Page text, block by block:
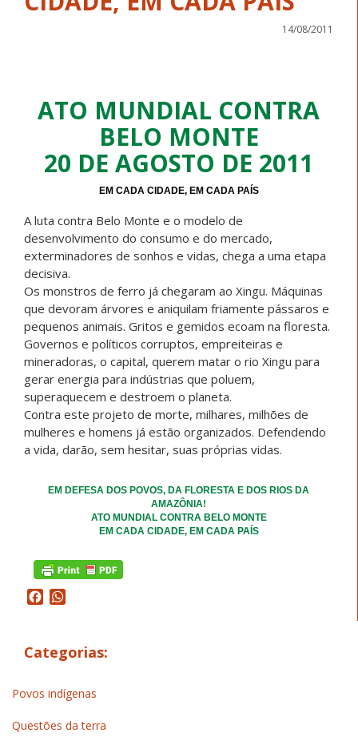
14/08/2011
ATO MUNDIAL CONTRA
BELO MONTE
20 DE AGOSTO DE 2011
EM CADA CIDADE, EM CADA PAÍS
A luta contra Belo Monte e o modelo de
desenvolvimento do consumo e do mercado,
exterminadores de sonhos e vidas, chega a uma etapa
decisiva.
Os monstros de ferro já chegaram ao Xingu. Máquinas
que devoram árvores e aniquilam friamente pássaros e
pequenos animais. Gritos e gemidos ecoam na floresta.
Governos e políticos corruptos, empreiteiras e
mineradoras, o capital, querem matar o rio Xingu para
gerar energia para indústrias que poluem,
superaquecem e destroem o planeta.
Contra este projeto de morte, milhares, milhões de
mulheres e homens já estão organizados. Defendendo
a vida, darão, sem hesitar, suas próprias vidas.
EM DEFESA DOS POVOS, DA FLORESTA E DOS RIOS DA
AMAZÔNIA!
ATO MUNDIAL CONTRA BELO MONTE
EM CADA CIDADE, EM CADA PAÍS
Facebook
Categorias:
Povos indígenas
Questões da terra